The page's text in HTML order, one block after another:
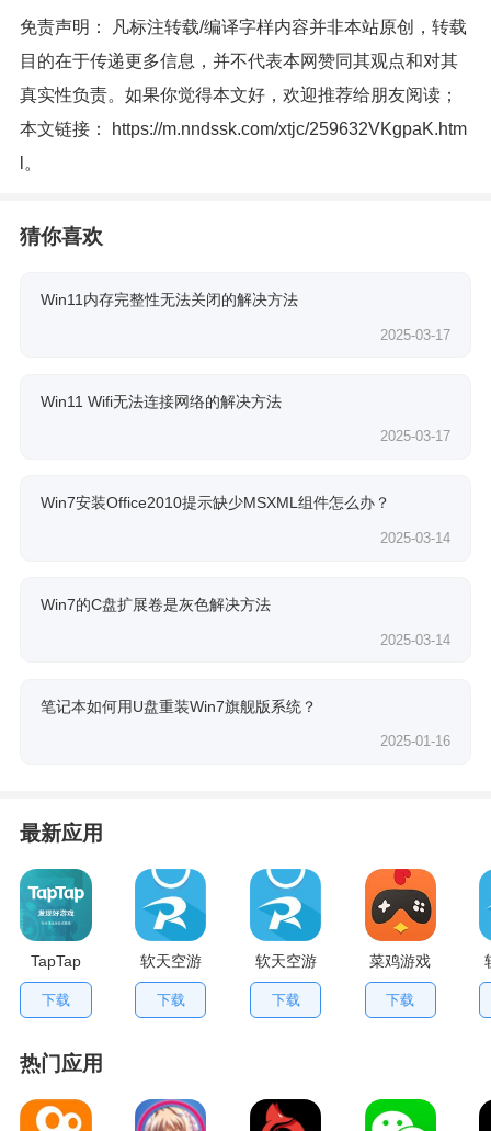
免责声明： 凡标注转载/编译字样内容并非本站原创，转载
目的在于传递更多信息，并不代表本网赞同其观点和对其
真实性负责。如果你觉得本文好，欢迎推荐给朋友阅读；
本文链接：
https://m.nndssk.com/xtjc/259632VKgpaK.htm
。
猜你喜欢
Win11内存完整性无法关闭的解决方法
2025-03-17
Win11 Wifi无法连接网络的解决方法
2025-03-17
Win7安装Office2010提示缺少MSXML组件怎么办？
2025-03-14
Win7的C盘扩展卷是灰色解决方法
2025-03-14
笔记本如何用U盘重装Win7旗舰版系统？
2025-01-16
最新应用
TapTap
V2.84.0
手机版
下载
软天空游
戏盒应用
下载
软天空游
戏大全
App
下载
菜鸡游戏
不用排队
版
下载
热门应用